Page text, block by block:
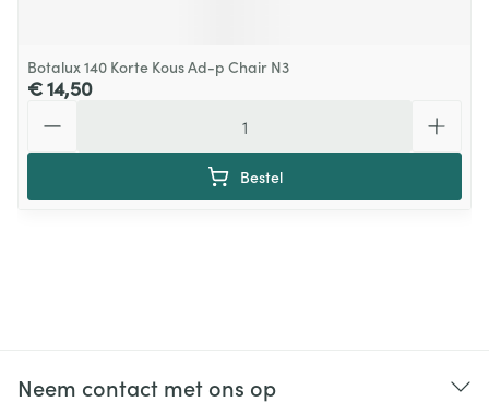
Botalux 140 Korte Kous Ad-p Chair N3
€ 14,50
Bestel
Neem contact met ons op